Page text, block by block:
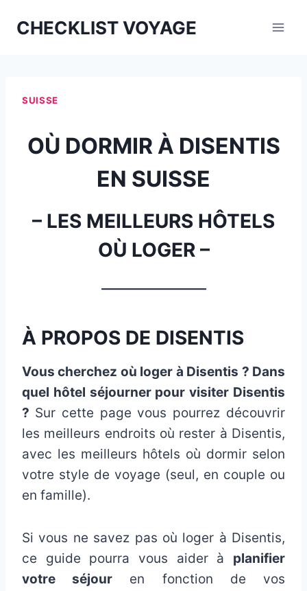
CHECKLIST VOYAGE
SUISSE
OÙ DORMIR À DISENTIS
EN SUISSE
– LES MEILLEURS HÔTELS
OÙ LOGER –
À PROPOS DE DISENTIS
Vous cherchez où loger à Disentis ? Dans
quel hôtel séjourner pour visiter Disentis
? Sur cette page vous pourrez découvrir
les meilleurs endroits où rester à Disentis,
avec les meilleurs hôtels où dormir selon
votre style de voyage (seul, en couple ou
en famille).
Si vous ne savez pas où loger à Disentis,
ce guide pourra vous aider à planifier
votre séjour en fonction de vos